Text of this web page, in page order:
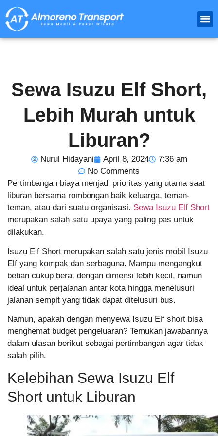
Sewa Isuzu Elf Short,
Lebih Murah untuk
Liburan?
Nurul Hidayani April 8, 2024
7:36 am
No Comments
Pertimbangan biaya menjadi prioritas yang utama saat
liburan bersama rombongan baik keluarga, teman-
teman, atau dari suatu organisasi. Sewa Isuzu Elf Short
merupakan salah satu upaya yang paling pas untuk
dilakukan.
Isuzu Elf Short merupakan salah satu jenis mobil Isuzu
Elf yang kompak dan serbaguna. Mampu mengangkut
beban cukup berat dengan dimensi lebih kecil, namun
ideal untuk perjalanan antar kota hingga menelusuri
jalanan sempit yang tidak dapat ditelusuri bus.
Namun, apakah dengan menyewa Isuzu Elf short bisa
menghemat budget pengeluaran? Temukan jawabannya
dalam ulasan berikut sebagai pertimbangan agar tidak
salah pilih.
Kelebihan Sewa Isuzu Elf
Short untuk Liburan